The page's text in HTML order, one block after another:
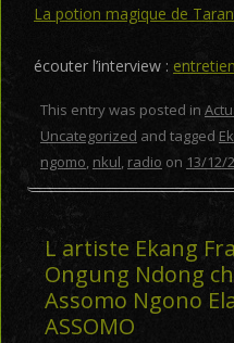
La potion magique de
écouter l’interview :
This entry was posted in
Uncategorized and tagged
ngomo, nkul, radio on 13/12/
L artiste Ekang
Ongung Ndong
Assomo Ngono
ASSOMO